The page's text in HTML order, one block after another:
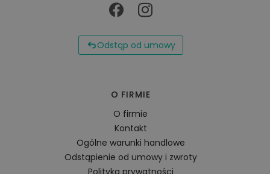
Odstąp od umowy
O FIRMIE
O firmie
Kontakt
Ogólne warunki handlowe
Odstąpienie od umowy i zwroty
Polityka prywatności